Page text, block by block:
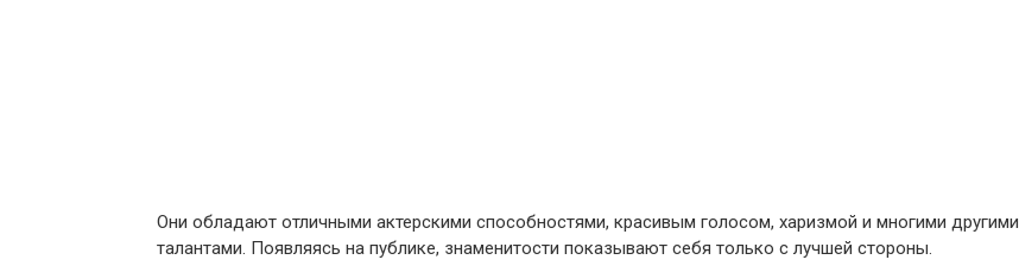
Они обладают отличными актерскими способностями, красивым голосом, харизмой и многими другими
талантами. Появляясь на публике, знаменитости показывают себя только с лучшей стороны.